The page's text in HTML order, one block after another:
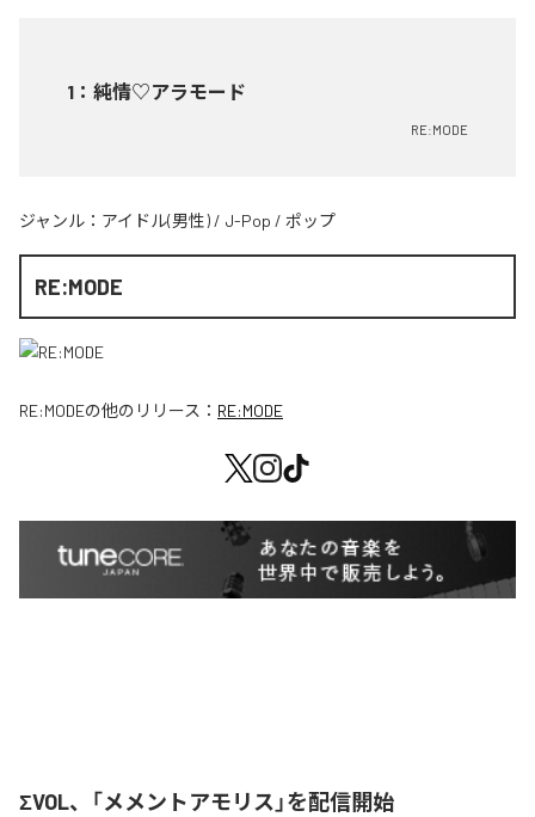
1 ： 純情♡アラモード
RE:MODE
ジャンル： アイドル(男性) / J-Pop / ポップ
RE:MODE
RE:MODEの他のリリース： RE:MODE
ΣVOL、「メメントアモリス」を配信開始